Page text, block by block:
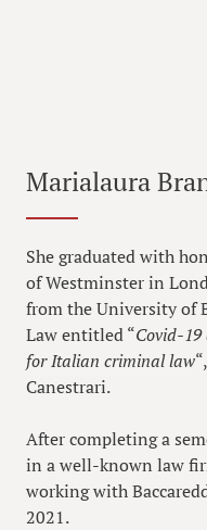
Marialaura
She graduated with
of Westminster in
from the University of
Law entitled “Covid-
for Italian criminal law
Canestrari.
After completing a
in a well-known law
working with
2021.